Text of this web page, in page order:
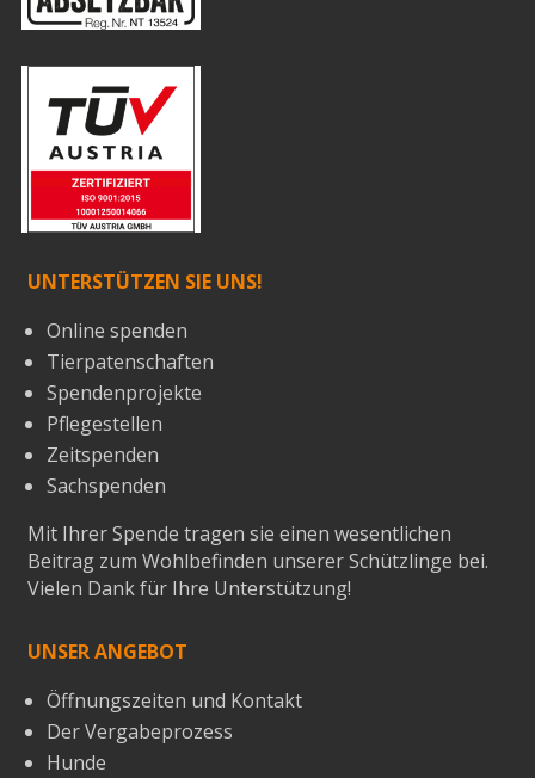
UNTERSTÜTZEN SIE UNS!
Online spenden
Tierpatenschaften
Spendenprojekte
Pflegestellen
Zeitspenden
Sachspenden
Mit Ihrer Spende tragen sie einen wesentlichen
Beitrag zum Wohlbefinden unserer Schützlinge bei.
Vielen Dank für Ihre Unterstützung!
UNSER ANGEBOT
Öffnungszeiten und Kontakt
Der Vergabeprozess
Hunde